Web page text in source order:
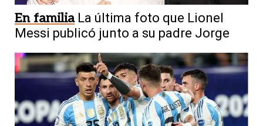
En familia La última foto que Lionel
Messi publicó junto a su padre Jorge